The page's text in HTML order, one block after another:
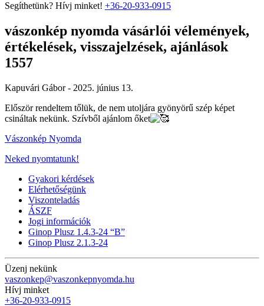
Segíthetünk? Hívj minket! +36-20-933-0915
vászonkép nyomda vásárlói vélemények,
értékelések, visszajelzések, ajánlások
1557
Kapuvári Gábor - 2025. június 13.
Először rendeltem tőlük, de nem utoljára gyönyörű szép képet
csináltak nekünk. Szívből ajánlom őket
Vászonkép Nyomda
Neked nyomtatunk!
Gyakori kérdések
Elérhetőségünk
Viszonteladás
ÁSZF
Jogi információk
Ginop Plusz 1.4.3-24 “B”
Ginop Plusz 2.1.3-24
Üzenj nekünk
vaszonkep@vaszonkepnyomda.hu
Hívj minket
+36-20-933-0915